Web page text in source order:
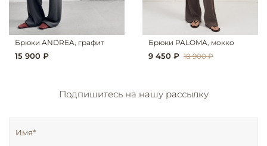
Брюки ANDREA, графит
15 900 ₽
Брюки PALOMA, мокко
9 450 ₽ 18 900 ₽
Подпишитесь на нашу рассылку